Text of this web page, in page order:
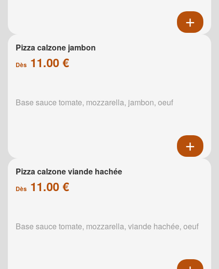
Pizza calzone jambon
Dès 11.00 €
Base sauce tomate, mozzarella, jambon, oeuf
Pizza calzone viande hachée
Dès 11.00 €
Base sauce tomate, mozzarella, viande hachée, oeuf